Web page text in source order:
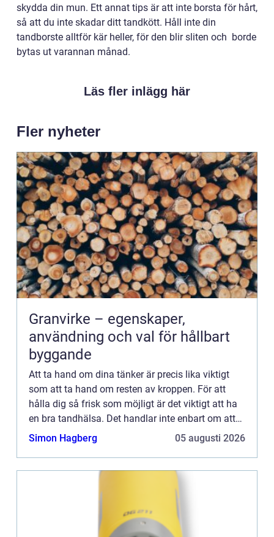
skydda din mun. Ett annat tips är att inte borsta för hårt,
så att du inte skadar ditt tandkött. Håll inte din
tandborste alltför kär heller, för den blir sliten och borde
bytas ut varannan månad.
Läs fler inlägg här
Fler nyheter
Granvirke – egenskaper,
användning och val för hållbart
byggande
Att ta hand om dina tänker är precis lika viktigt
som att ta hand om resten av kroppen. För att
hålla dig så frisk som möjligt är det viktigt att ha
en bra tandhälsa. Det handlar inte enbart om att
borsta t&a...
Simon Hagberg 05 augusti 2026